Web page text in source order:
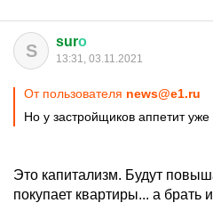
S surо
13:31, 03.11.2021
От пользователя news@e1.ru
Но у застройщиков аппетит уже
Это капитализм. Будут
покупает квартиры... а брать